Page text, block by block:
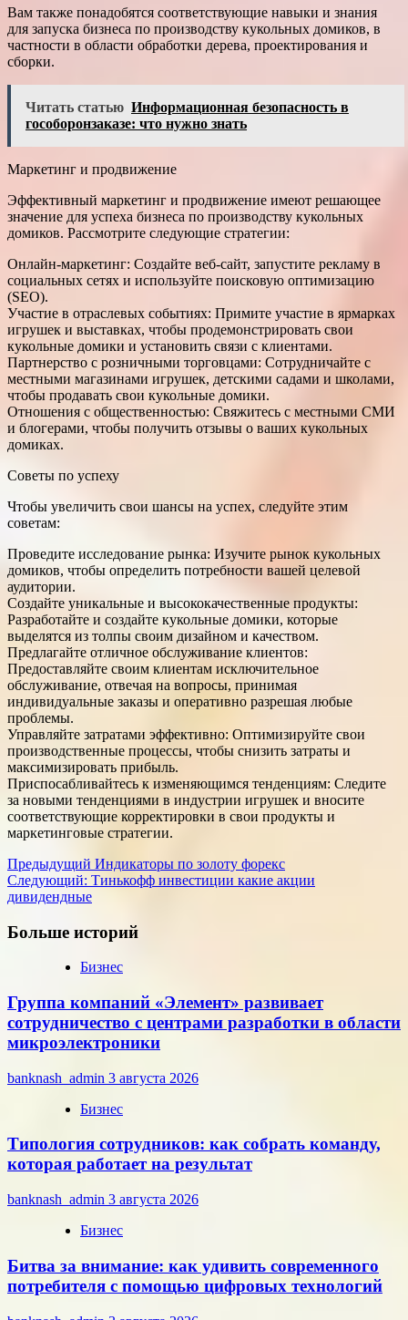
Вам также понадобятся соответствующие навыки и знания
для запуска бизнеса по производству кукольных домиков, в
частности в области обработки дерева, проектирования и
сборки.
Читать статью Информационная безопасность в
гособоронзаказе: что нужно знать
Маркетинг и продвижение
Эффективный маркетинг и продвижение имеют решающее
значение для успеха бизнеса по производству кукольных
домиков. Рассмотрите следующие стратегии:
Онлайн-маркетинг: Создайте веб-сайт, запустите рекламу в
социальных сетях и используйте поисковую оптимизацию
(SEO).
Участие в отраслевых событиях: Примите участие в ярмарках
игрушек и выставках, чтобы продемонстрировать свои
кукольные домики и установить связи с клиентами.
Партнерство с розничными торговцами: Сотрудничайте с
местными магазинами игрушек, детскими садами и школами,
чтобы продавать свои кукольные домики.
Отношения с общественностью: Свяжитесь с местными СМИ
и блогерами, чтобы получить отзывы о ваших кукольных
домиках.
Советы по успеху
Чтобы увеличить свои шансы на успех, следуйте этим
советам:
Проведите исследование рынка: Изучите рынок кукольных
домиков, чтобы определить потребности вашей целевой
аудитории.
Создайте уникальные и высококачественные продукты:
Разработайте и создайте кукольные домики, которые
выделятся из толпы своим дизайном и качеством.
Предлагайте отличное обслуживание клиентов:
Предоставляйте своим клиентам исключительное
обслуживание, отвечая на вопросы, принимая
индивидуальные заказы и оперативно разрешая любые
проблемы.
Управляйте затратами эффективно: Оптимизируйте свои
производственные процессы, чтобы снизить затраты и
максимизировать прибыль.
Приспосабливайтесь к изменяющимся тенденциям: Следите
за новыми тенденциями в индустрии игрушек и вносите
соответствующие корректировки в свои продукты и
маркетинговые стратегии.
Навигация
записи
Предыдущий Индикаторы по золоту форекс
Следующий: Тинькофф инвестиции какие акции
дивидендные
Больше историй
Бизнес
Группа компаний «Элемент» развивает
сотрудничество с центрами разработки в области
микроэлектроники
banknash_admin 3 августа 2026
Бизнес
Типология сотрудников: как собрать команду,
которая работает на результат
banknash_admin 3 августа 2026
Бизнес
Битва за внимание: как удивить современного
потребителя с помощью цифровых технологий